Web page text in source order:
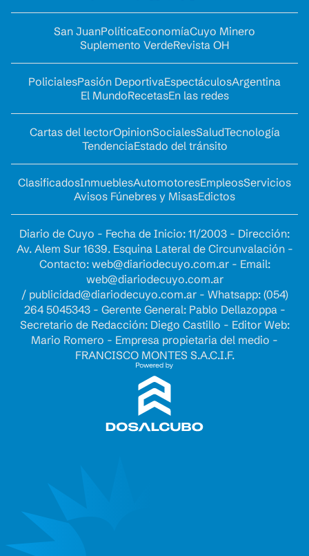
San JuanPolíticaEconomíaCuyo Minero
Suplemento VerdeRevista OH
PolicialesPasión DeportivaEspectáculosArgentina
El MundoRecetasEn las redes
Cartas del lectorOpinionSocialesSaludTecnología
TendenciaEstado del tránsito
ClasificadosInmueblesAutomotoresEmpleosServicios
Avisos Fúnebres y MisasEdictos
Diario de Cuyo - Fecha de Inicio: 11/2003 - Dirección:
Av. Alem Sur 1639. Esquina Lateral de Circunvalación -
Contacto: web@diariodecuyo.com.ar- Email:
web@diariodecuyo.com.ar
/ publicidad@diariodecuyo.com.ar- Whatsapp: (054)
264 5045343 - Gerente General: Pablo Dellazoppa -
Secretario de Redacción: Diego Castillo - Editor Web:
Mario Romero - Empresa propietaria del medio -
FRANCISCO MONTES S.A.C.I.F.